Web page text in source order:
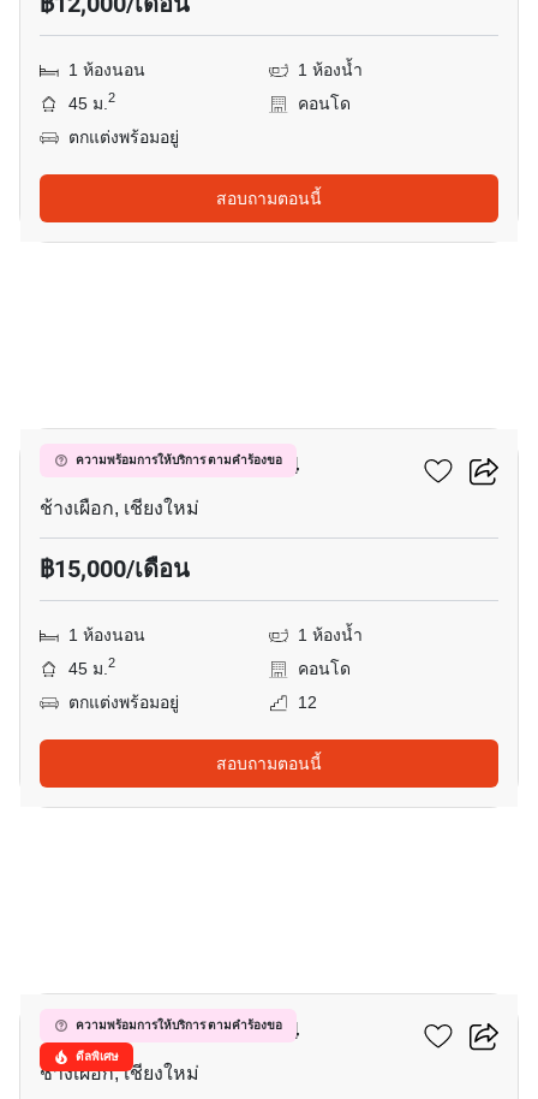
1 ห้องนอน
1 ห้องน้ำ
45 ม.2
คอนโด
ตกแต่งพร้อมอยู่
สอบถามตอนนี้
ความพร้อมการให้บริการ ตามคำร้องขอ
ฮิลล์ไซด์ คอนโดมิเนียม 4
ช้างเผือก, เชียงใหม่
฿15,000/เดือน
1 ห้องนอน
1 ห้องน้ำ
45 ม.2
คอนโด
ตกแต่งพร้อมอยู่
12
สอบถามตอนนี้
ความพร้อมการให้บริการ ตามคำร้องขอ
ดีลพิเศษ
ฮิลล์ไซด์ คอนโดมิเนียม 4
ช้างเผือก, เชียงใหม่